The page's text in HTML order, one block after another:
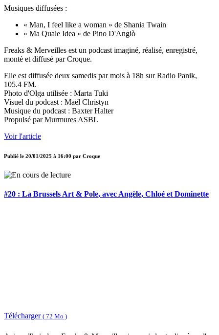
Musiques diffusées :
« Man, I feel like a woman » de Shania Twain
« Ma Quale Idea » de Pino D'Angiò
Freaks & Merveilles est un podcast imaginé, réalisé, enregistré,
monté et diffusé par Croque.
Elle est diffusée deux samedis par mois à 18h sur Radio Panik,
105.4 FM.
Photo d'Olga utilisée : Marta Tuki
Visuel du podcast : Maël Christyn
Musique du podcast : Baxter Halter
Propulsé par Murmures ASBL
Voir l'article
Publié le 20/01/2025 à 16:00 par Croque
#20 : La Brussels Art & Pole, avec Angèle, Chloé et Dominette
Télécharger ( 72 Mo )